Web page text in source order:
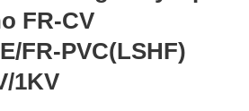
FR-CV
FR-PVC(LSHF)
1KV